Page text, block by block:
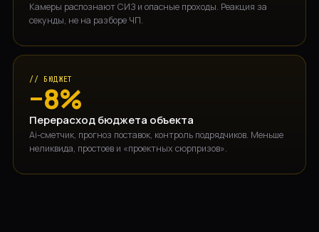
Камеры распознают СИЗ и опасные проходы. Реакция за
секунды, не на разборе ЧП.
// БЮДЖЕТ
−8%
Перерасход бюджета объекта
Ai-сметчик, прогноз поставок, контроль подрядчиков. Меньше
неликвида, простоев и «проектных сюрпризов».